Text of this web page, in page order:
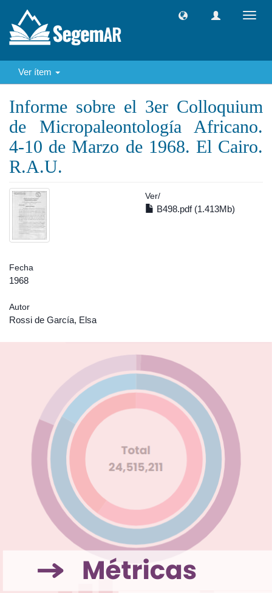
Ver ítem
Informe sobre el 3er Colloquium
de Micropaleontología Africano.
4-10 de Marzo de 1968. El Cairo.
R.A.U.
Ver/
B498.pdf (1.413Mb)
Fecha
1968
Autor
Rossi de García, Elsa